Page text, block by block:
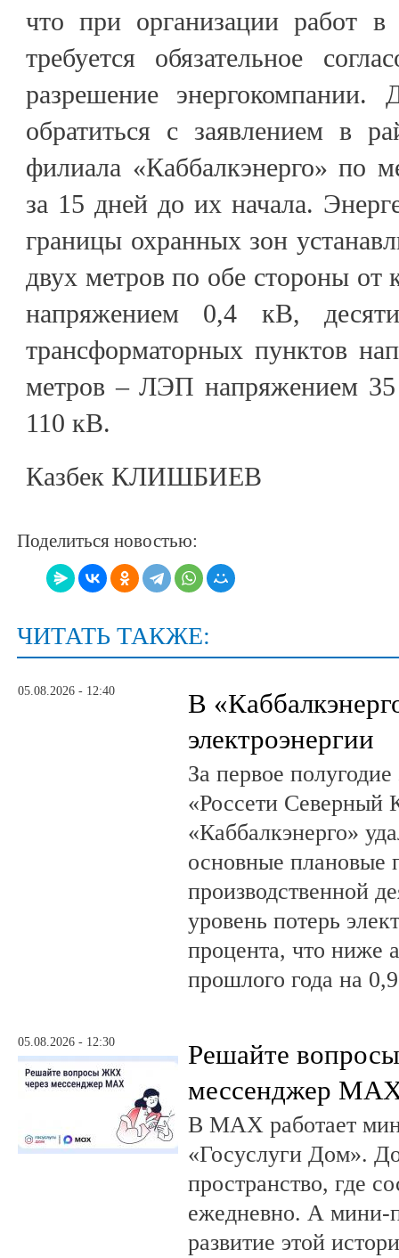
что при организации работ
требуется обязательное
разрешение энергокомпании.
обратиться с заявлением в
филиала «Каббалкэнерго» по
за 15 дней до их начала.
границы охранных зон
двух метров по обе стороны
напряжением 0,4 кВ,
трансформаторных пунктов
метров – ЛЭП напряжением
110 кВ.
Казбек КЛИШБИЕВ
Поделиться новостью:
ЧИТАТЬ ТАКЖЕ:
05.08.2026 - 12:40
В
электроэнергии
За первое
«Россети Северный
«Каббалкэнерго»
основные плановые
производственной
уровень потерь
процента, что ниже
прошлого года на
05.08.2026 - 12:30
Решайте
мессенджер
В MAX работает
«Госуслуги Дом».
пространство, где
ежедневно. А мини-
развитие этой